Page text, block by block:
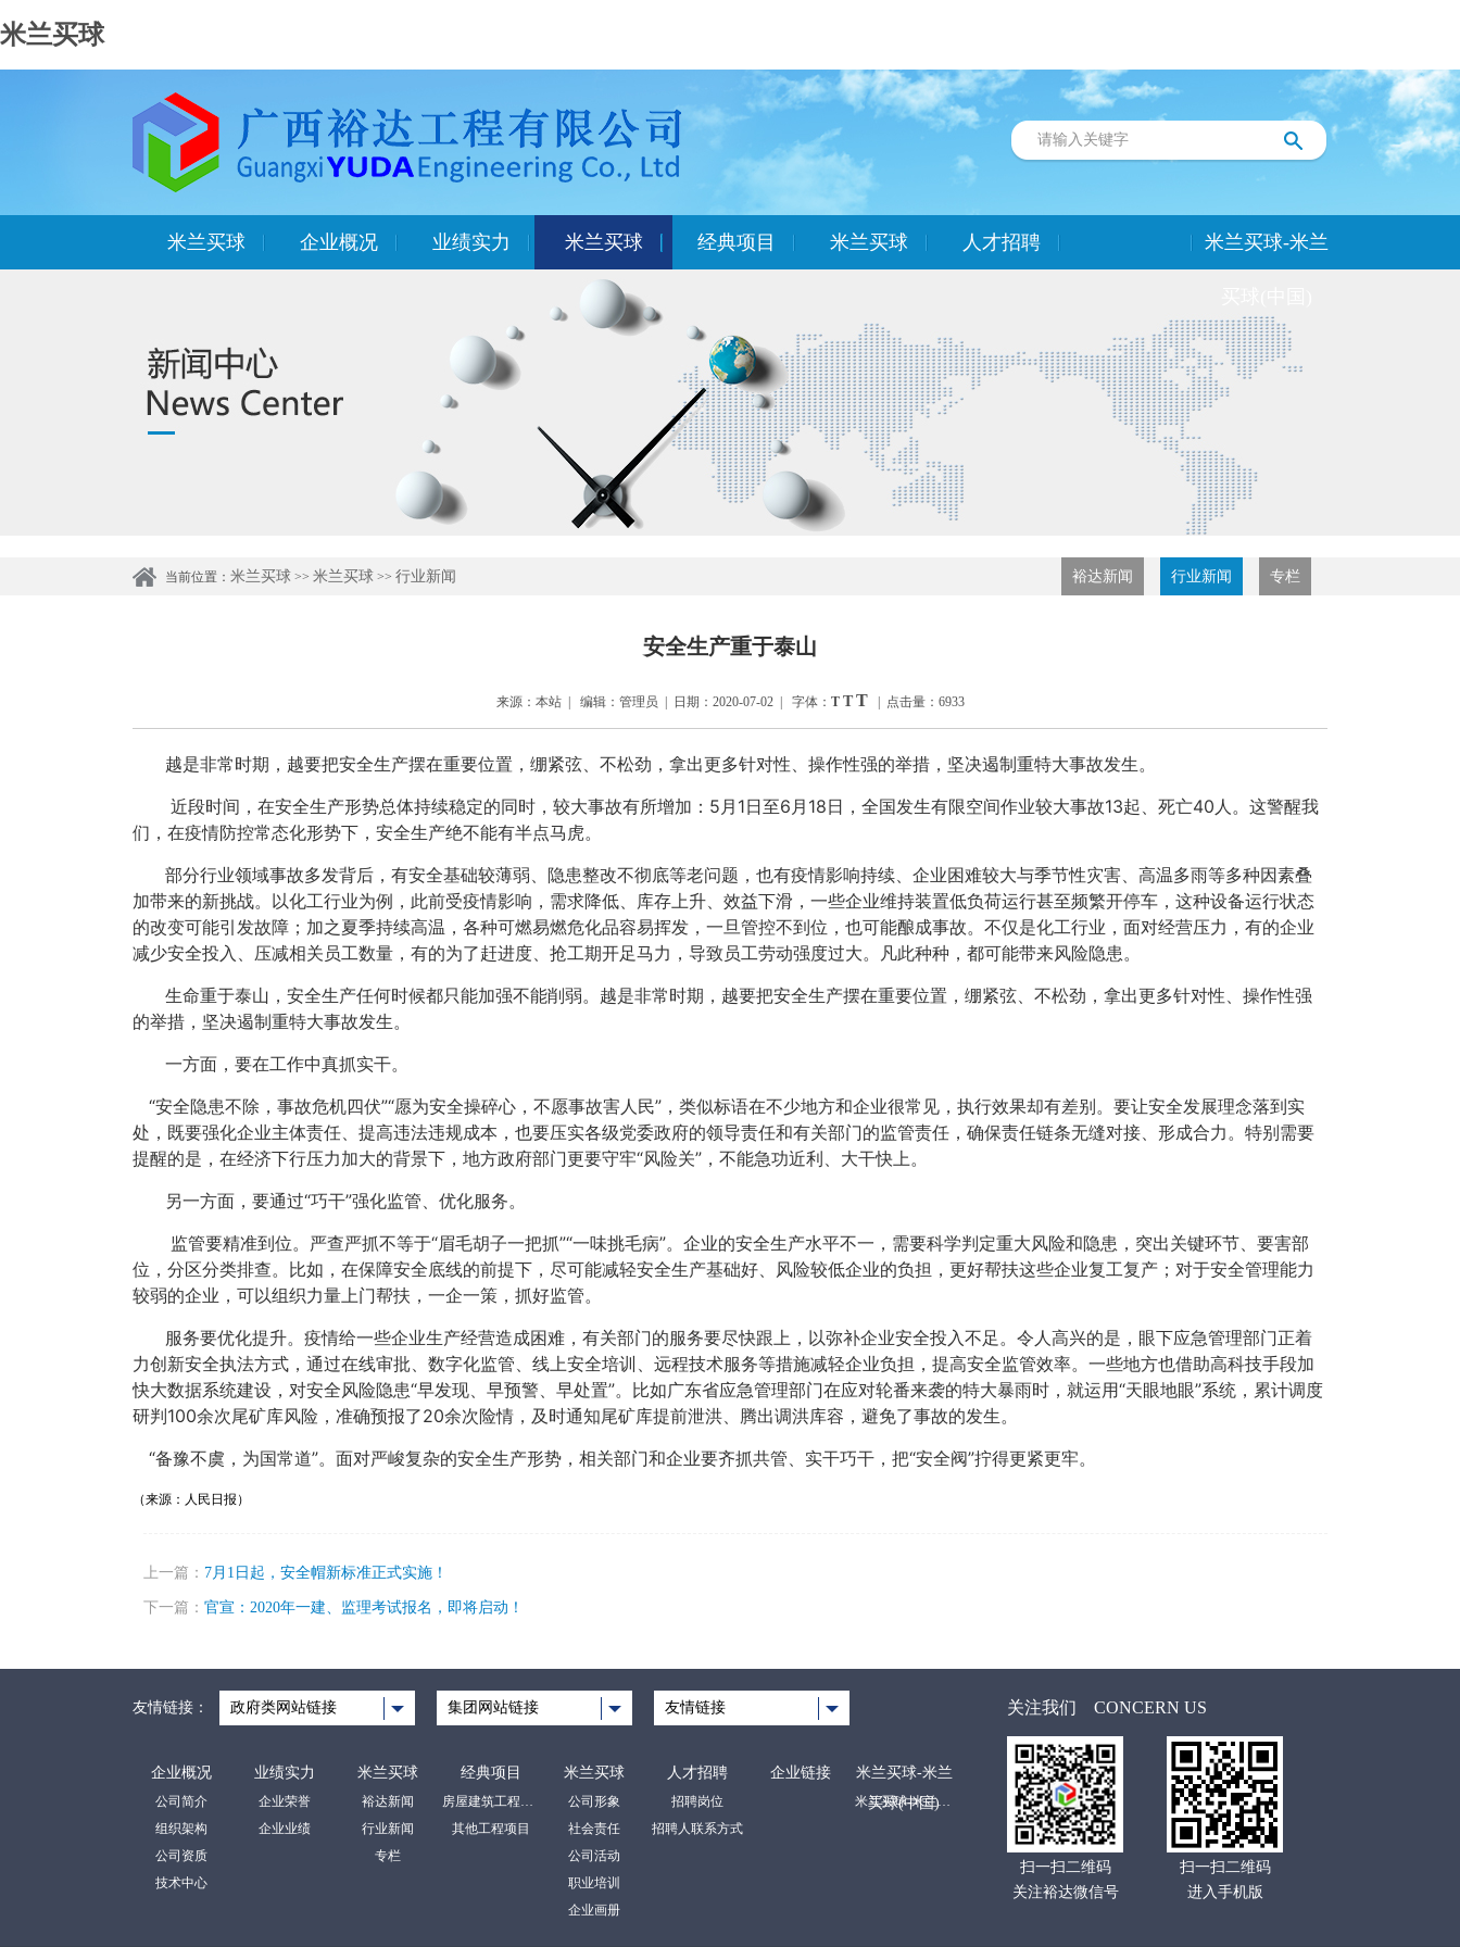
米兰买球
米兰买球 企业概况 业绩实力 米兰买球 经典项目 米兰买球 人才招聘 米兰买球-米兰
当前位置： 米兰买球 >> 米兰买球 >> 行业新闻 裕达新闻 行业新闻 专栏
安全生产重于泰山
来源：本站 | 编辑：管理员 | 日期：2020-07-02 | 字体： T T T| 点击量：6933
越是非常时期，越要把安全生产摆在重要位置，绷紧弦、不松劲，拿出更多针对性、操作性强的举措，坚决遏制重特大事故发生。
近段时间，在安全生产形势总体持续稳定的同时，较大事故有所增加： 5月1日至6月18日，全国发生有限空间作业较大事故13起、死亡40人。 这警醒我
们，在疫情防控常态化形势下，安全生产绝不能有半点马虎。
部分行业领域事故多发背后，有安全基础较薄弱、隐患整改不彻底等老问题，也有疫情影响持续、企业困难较大与季节性灾害、高温多雨等多种因素叠
加带来的新挑战。以化工行业为例，此前受疫情影响，需求降低、库存上升、效益下滑，一些企业维持装置低负荷运行甚至频繁开停车，这种设备运行状态
的改变可能引发故障；加之夏季持续高温，各种可燃易燃危化品容易挥发，一旦管控不到位，也可能酿成事故。不仅是化工行业，面对经营压力，有的企业
减少安全投入、压减相关员工数量，有的为了赶进度、抢工期开足马力，导致员工劳动强度过大。凡此种种，都可能带来风险隐患。
生命重于泰山，安全生产任何时候都只能加强不能削弱。越是非常时期，越要把安全生产摆在重要位置，绷紧弦、不松劲，拿出更多针对性、操作性强
的举措，坚决遏制重特大事故发生。
一方面，要在工作中真抓实干。
“安全隐患不除，事故危机四伏”“愿为安全操碎心，不愿事故害人民”，类似标语在不少地方和企业很常见，执行效果却有差别。要让安全发展理念落到实
处，既要强化企业主体责任、提高违法违规成本，也要压实各级党委政府的领导责任和有关部门的监管责任，确保责任链条无缝对接、形成合力。特别需要
提醒的是，在经济下行压力加大的背景下，地方政府部门更要守牢“风险关”，不能急功近利、大干快上。
另一方面，要通过“巧干”强化监管、优化服务。
监管要精准到位。严查严抓不等于“眉毛胡子一把抓”“一味挑毛病”。企业的安全生产水平不一，需要科学判定重大风险和隐患，突出关键环节、要害部
位，分区分类排查。比如，在保障安全底线的前提下，尽可能减轻安全生产基础好、风险较低企业的负担，更好帮扶这些企业复工复产；对于安全管理能力
较弱的企业，可以组织力量上门帮扶，一企一策，抓好监管。
服务要优化提升。疫情给一些企业生产经营造成困难，有关部门的服务要尽快跟上，以弥补企业安全投入不足。令人高兴的是，眼下应急管理部门正着
力创新安全执法方式，通过在线审批、数字化监管、线上安全培训、远程技术服务等措施减轻企业负担，提高安全监管效率。一些地方也借助高科技手段加
快大数据系统建设，对安全风险隐患“早发现、早预警、早处置”。比如广东省应急管理部门在应对轮番来袭的特大暴雨时，就运用“天眼地眼”系统，累计调度
研判100余次尾矿库风险，准确预报了20余次险情，及时通知尾矿库提前泄洪、腾出调洪库容，避免了事故的发生。
“备豫不虞，为国常道”。 面对严峻复杂的安全生产形势，相关部门和企业要齐抓共管、实干巧干，把“安全阀”拧得更紧更牢。
（来源：人民日报 ）
上一篇： 7月1日起，安全帽新标准正式实施！
下一篇： 官宣：2020年一建、监理考试报名，即将启动！
友情链接： 政府类网站链接 集团网站链接 友情链接
企业概况
公司简介
组织架构
公司资质
技术中心
业绩实力
企业荣誉
企业业绩
米兰买球
裕达新闻
行业新闻
专栏
经典项目
房屋建筑工程项目
其他工程项目
米兰买球
公司形象
社会责任
公司活动
职业培训
企业画册
人才招聘
招聘岗位
招聘人联系方式
企业链接
米兰买球-米兰
买球(中国)米兰买球-米兰买球(中国)
关注我们 CONCERN US
扫一扫二维码
关注裕达微信号
扫一扫二维码
进入手机版